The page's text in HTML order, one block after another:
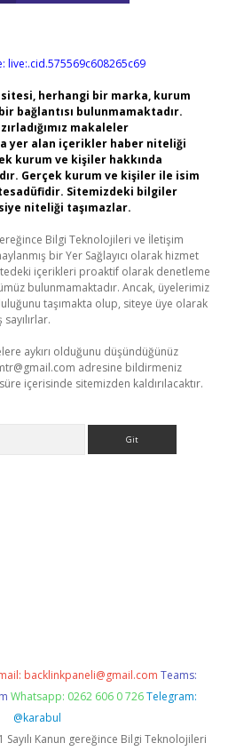
live:.cid.575569c608265c69
herhangi bir marka, kurum
bağlantısı bulunmamaktadır.
makaleler
yer alan içerikler haber niteliği
kurum ve kişiler hakkında
Gerçek kurum ve kişiler ile isim
Sitemizdeki bilgiler
niteliği taşımazlar.
Bilgi Teknolojileri ve İletişim
bir Yer Sağlayıcı olarak hizmet
içerikleri proaktif olarak denetleme
bulunmamaktadır. Ancak, üyelerimiz
taşımakta olup, siteye üye olarak
aykırı olduğunu düşündüğünüz
adresine bildirmeniz
içerisinde sitemizden kaldırılacaktır.
backlinkpaneli@gmail.com Teams:
Whatsapp: 0262 606 0 726 Telegram:
@karabul
Sayılı Kanun gereğince Bilgi Teknolojileri